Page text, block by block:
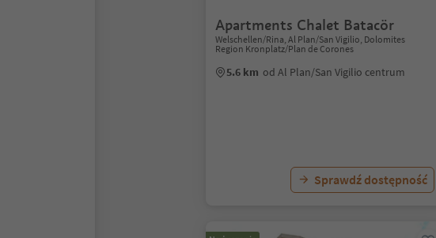
Apartments Chalet Batacör
Welschellen/Rina, Al Plan/San Vigilio, Dolomites
Region Kronplatz/Plan de Corones
5.6 km od Al Plan/San Vigilio centrum
Sprawdź dostępność